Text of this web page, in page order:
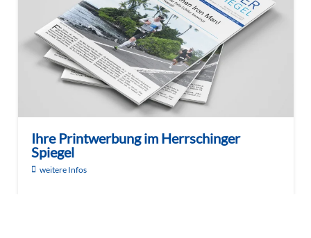
Ihre Printwerbung im Herrschinger
Spiegel
weitere Infos